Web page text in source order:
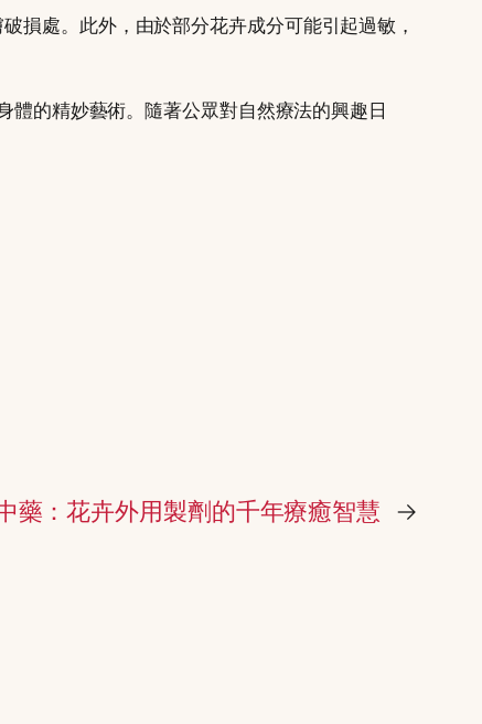
損處。此外，由於部分花卉成分可能引起過敏，
的精妙藝術。隨著公眾對自然療法的興趣日
藥：花卉外用製劑的千年療癒智慧 →